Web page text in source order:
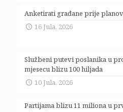
Anketirati građane prije
16 Jula, 2026
Službeni putevi poslanika u
mjesecu blizu 100 hiljada
10 Jula, 2026
Partijama blizu 11 miliona u